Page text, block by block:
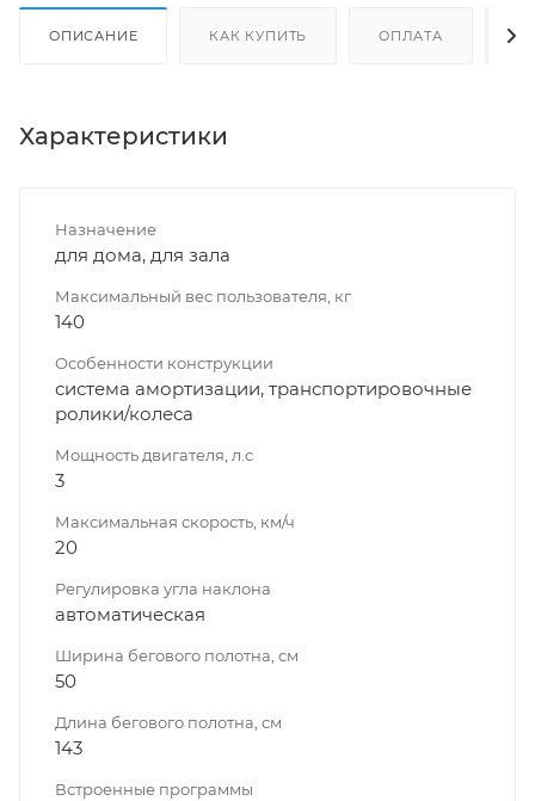
ОПИСАНИЕ КАК КУПИТЬ ОПЛАТА
Характеристики
Назначение
для дома, для зала
Максимальный вес пользователя, кг
140
Особенности конструкции
система амортизации, транспортировочные
ролики/колеса
Мощность двигателя, л.с
3
Максимальная скорость, км/ч
20
Регулировка угла наклона
автоматическая
Ширина бегового полотна, см
50
Длина бегового полотна, см
143
Встроенные программы